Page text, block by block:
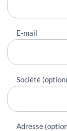
E-mail
Société
Adresse